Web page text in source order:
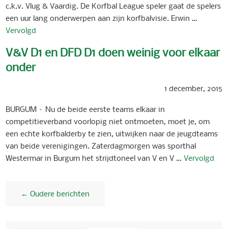
c.k.v. Vlug & Vaardig. De Korfbal League speler gaat de spelers
een uur lang onderwerpen aan zijn korfbalvisie. Erwin …
Vervolgd
V&V D1 en DFD D1 doen weinig voor elkaar
onder
1 december, 2015
BURGUM – Nu de beide eerste teams elkaar in
competitieverband voorlopig niet ontmoeten, moet je, om
een echte korfbalderby te zien, uitwijken naar de jeugdteams
van beide verenigingen. Zaterdagmorgen was sporthal
Westermar in Burgum het strijdtoneel van V en V …Vervolgd
← Oudere berichten